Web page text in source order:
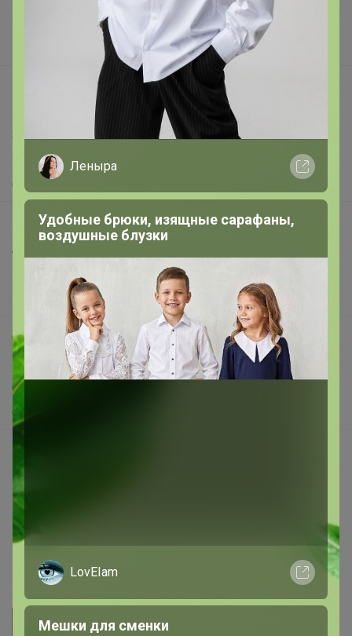
support@24-ok.ru
Написать в поддержку
Защита покупателя
Помощь
О нас
Все предложения
Анонсы
Поддержка альпак
Самое выгодное
Хиты продаж
Самое желанное
Самое быстрое
Picabox.ru - Лучшее место для ваших изображений
Розыгрыш - Генератор случайных чисел
Пульс нашего маркетплейса
Леныра
Удобные брюки, изящные сарафаны,
воздушные блузки
LovEIam
Мешки для сменки